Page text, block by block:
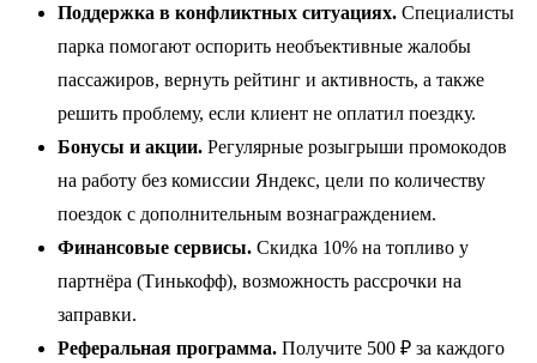
Поддержка в конфликтных ситуациях. Специалисты
парка помогают оспорить необъективные жалобы
пассажиров, вернуть рейтинг и активность, а также
решить проблему, если клиент не оплатил поездку.
Бонусы и акции. Регулярные розыгрыши промокодов
на работу без комиссии Яндекс, цели по количеству
поездок с дополнительным вознаграждением.
Финансовые сервисы. Скидка 10% на топливо у
партнёра (Тинькофф), возможность рассрочки на
заправки.
Реферальная программа. Получите 500 ₽ за каждого